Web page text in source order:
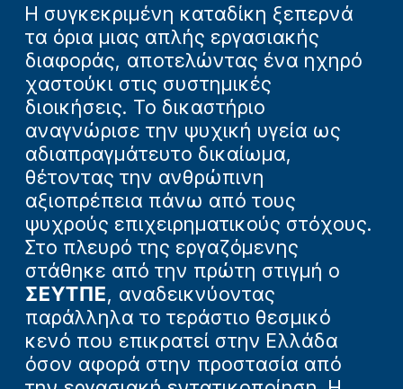
Η συγκεκριμένη καταδίκη ξεπερνά
τα όρια μιας απλής εργασιακής
διαφοράς, αποτελώντας ένα ηχηρό
χαστούκι στις συστημικές
διοικήσεις. Το δικαστήριο
αναγνώρισε την ψυχική υγεία ως
αδιαπραγμάτευτο δικαίωμα,
θέτοντας την ανθρώπινη
αξιοπρέπεια πάνω από τους
ψυχρούς επιχειρηματικούς στόχους.
Στο πλευρό της εργαζόμενης
στάθηκε από την πρώτη στιγμή ο
ΣΕΥΤΠΕ, αναδεικνύοντας
παράλληλα το τεράστιο θεσμικό
κενό που επικρατεί στην Ελλάδα
όσον αφορά στην προστασία από